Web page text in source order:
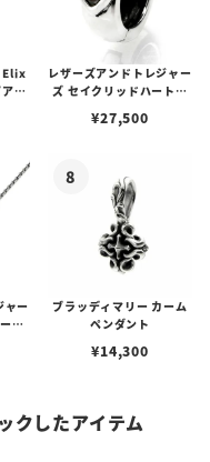
Elix
ス
レザーズアンドトレジャー
ズ セイクリッドハートピ
¥27,500
ャー
バ
ロ
ブラッディマリー カーム
ペンダント
¥14,300
クしたアイテム